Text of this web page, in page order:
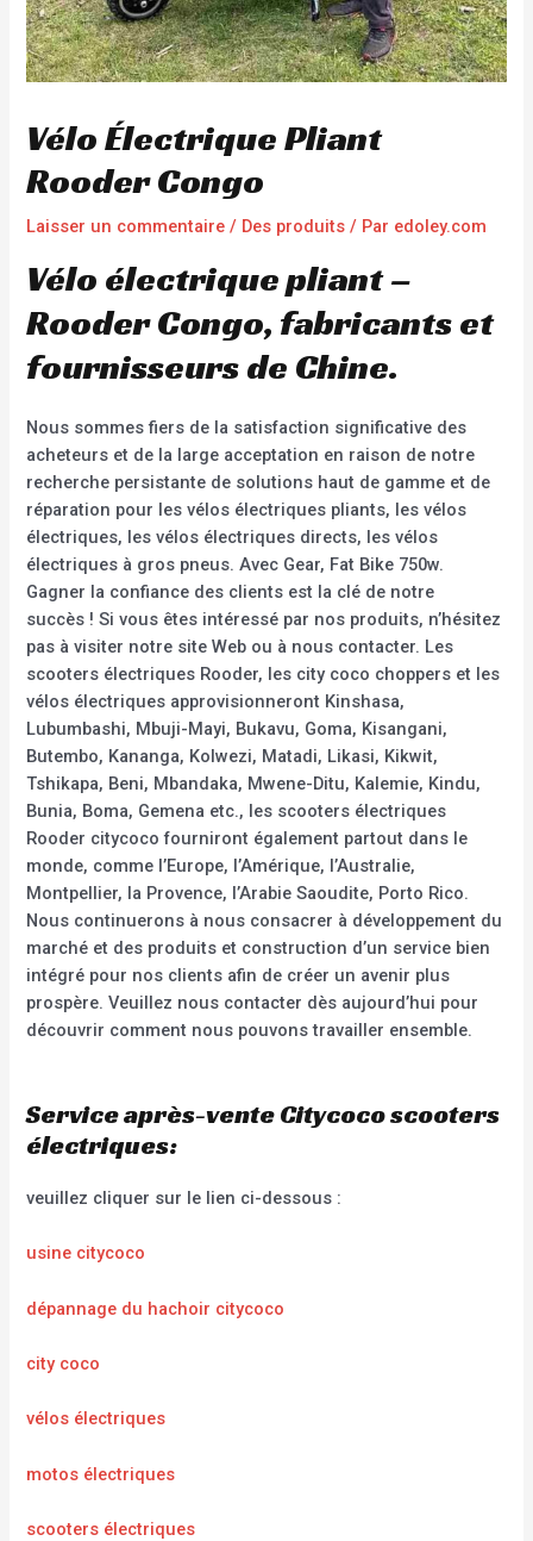
Vélo Électrique Pliant
Rooder Congo
Laisser un commentaire / Des produits / Par edoley.com
Vélo électrique pliant –
Rooder Congo, fabricants et
fournisseurs de Chine.
Nous sommes fiers de la satisfaction significative des
acheteurs et de la large acceptation en raison de notre
recherche persistante de solutions haut de gamme et de
réparation pour les vélos électriques pliants, les vélos
électriques, les vélos électriques directs, les vélos
électriques à gros pneus. Avec Gear, Fat Bike 750w.
Gagner la confiance des clients est la clé de notre
succès ! Si vous êtes intéressé par nos produits, n’hésitez
pas à visiter notre site Web ou à nous contacter. Les
scooters électriques Rooder, les city coco choppers et les
vélos électriques approvisionneront Kinshasa,
Lubumbashi, Mbuji-Mayi, Bukavu, Goma, Kisangani,
Butembo, Kananga, Kolwezi, Matadi, Likasi, Kikwit,
Tshikapa, Beni, Mbandaka, Mwene-Ditu, Kalemie, Kindu,
Bunia, Boma, Gemena etc., les scooters électriques
Rooder citycoco fourniront également partout dans le
monde, comme l’Europe, l’Amérique, l’Australie,
Montpellier, la Provence, l’Arabie Saoudite, Porto Rico.
Nous continuerons à nous consacrer à développement du
marché et des produits et construction d’un service bien
intégré pour nos clients afin de créer un avenir plus
prospère. Veuillez nous contacter dès aujourd’hui pour
découvrir comment nous pouvons travailler ensemble.
Service après-vente Citycoco scooters
électriques:
veuillez cliquer sur le lien ci-dessous :
usine citycoco
dépannage du hachoir citycoco
city coco
vélos électriques
motos électriques
scooters électriques